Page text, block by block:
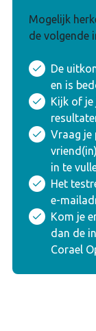
Mogelijk
de volgende
De
en is
Kijk of je
Vraag je
in te
Het
e-
Kom je
dan de
Corael